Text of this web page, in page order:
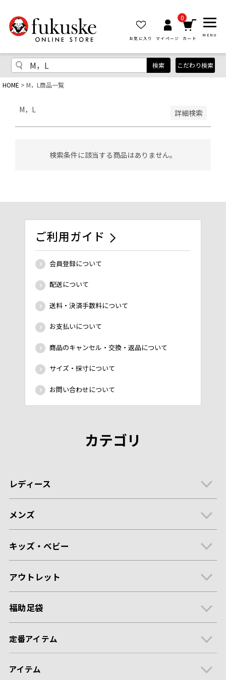
お気に入り マイページ
0
カート
MENU
検索 こだわり検索
HOME M，L商品一覧
M，L 詳細検索
レビュー順
キーワードヒット順
検索条件に該当する商品はありません。
ご利用ガイド
会員登録について
配送について
送料・決済手数料について
お支払いについて
商品のキャンセル・交換・返品について
サイズ・採寸について
お問い合わせについて
カテゴリ
レディース
メンズ
キッズ・ベビー
アウトレット
福助足袋
定番アイテム
アイテム